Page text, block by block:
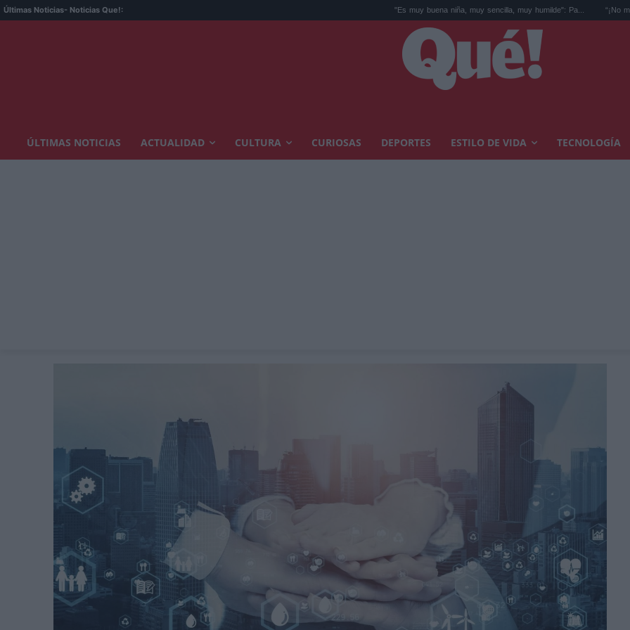
Últimas Noticias- Noticias Que!: "Es muy buena niña, muy sencilla, muy humilde": Pa... “¡No me grites, no
ÚLTIMAS NOTICIAS ACTUALIDAD CULTURA CURIOSAS DEPORTES ESTILO DE VIDA TECNOLOGÍA